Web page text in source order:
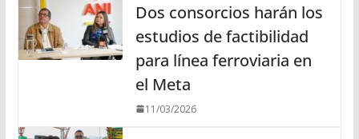
Dos consorcios harán los
estudios de factibilidad
para línea ferroviaria en
el Meta
11/03/2026